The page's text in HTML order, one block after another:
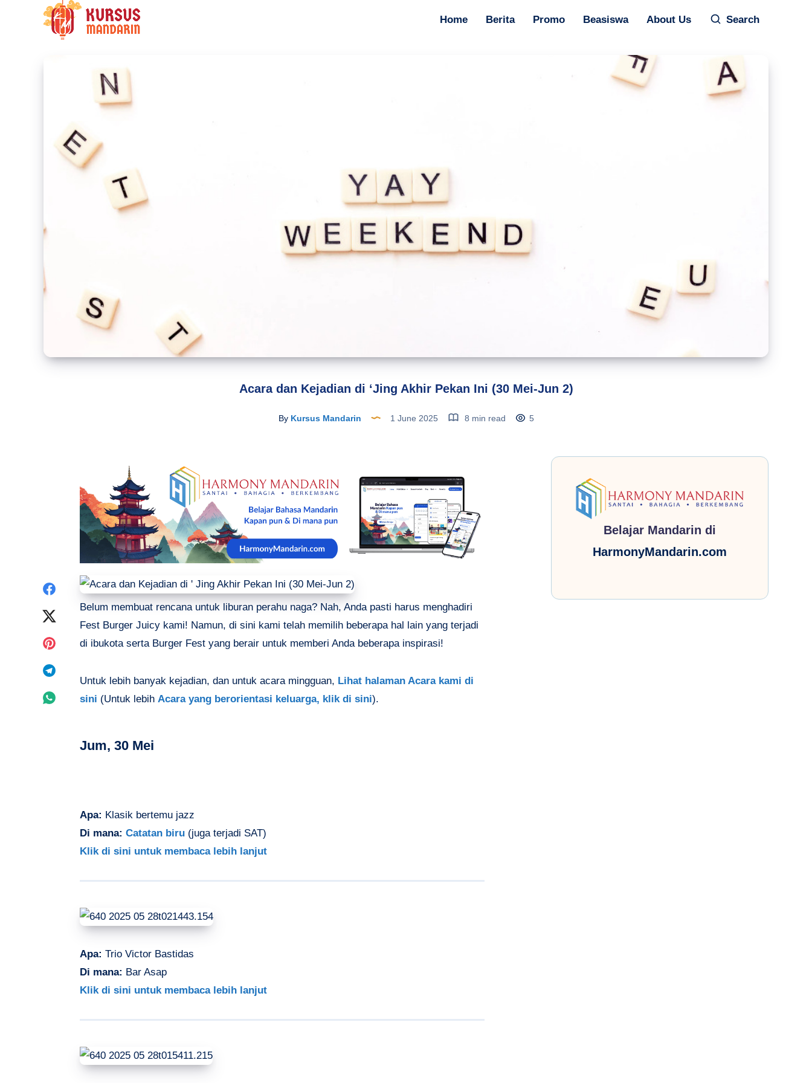
Home Berita Promo Beasiswa About Us Search
Acara dan Kejadian di ‘Jing Akhir Pekan Ini (30 Mei-Jun 2)
ByKursus Mandarin 1 June 2025 8 min read 5
Share
Facebook
Share
Share
Whatsapp
Belum membuat rencana untuk liburan perahu naga? Nah, Anda pasti harus menghadiri
Fest Burger Juicy kami! Namun, di sini kami telah memilih beberapa hal lain yang terjadi
di ibukota serta Burger Fest yang berair untuk memberi Anda beberapa inspirasi!
Untuk lebih banyak kejadian, dan untuk acara mingguan, Lihat halaman Acara kami di
sini (Untuk lebih Acara yang berorientasi keluarga, klik di sini).
Jum, 30 Mei
Apa: Klasik bertemu jazz
Di mana: Catatan biru (juga terjadi SAT)
Klik di sini untuk membaca lebih lanjut
Apa: Trio Victor Bastidas
Di mana: Bar Asap
Klik di sini untuk membaca lebih lanjut
Belajar Mandarin di
HarmonyMandarin.com